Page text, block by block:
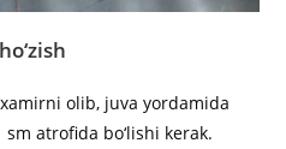
xamirni olib, juva yordamida
atrofida bo‘lishi kerak.